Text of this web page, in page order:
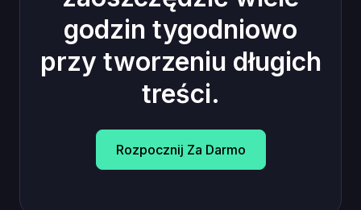
godzin tygodniowo
przy tworzeniu długich
treści.
Rozpocznij Za Darmo